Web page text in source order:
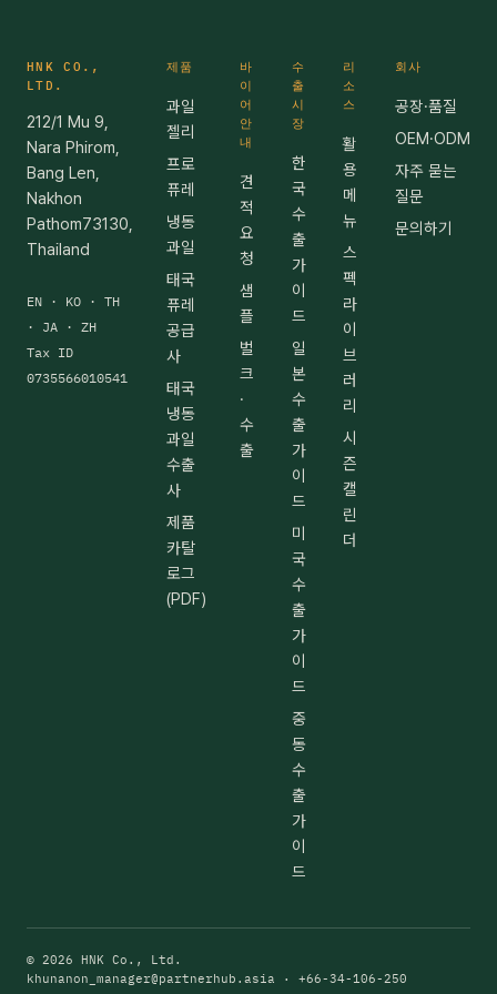
HNK CO.,
LTD.
212/1 Mu 9,
Nara Phirom,
Bang Len,
Nakhon
Pathom73130,
Thailand
EN · KO · TH
· JA · ZH
Tax ID
0735566010541
제품
과일
젤리
프로
퓨레
냉동
과일
태국
퓨레
공급
사
태국
냉동
과일
수출
사
제품
카탈
로그
(PDF)
바
이
어
안
내
견
적
요
청
샘
플
벌
크
·
수
출
수
출
시
장
한
국
수
출
가
이
드
일
본
수
출
가
이
드
미
국
수
출
가
이
드
중
동
수
출
가
이
드
리
소
스
활
용
메
뉴
스
펙
라
이
브
러
리
시
즌
캘
린
더
회사
공장·품질
OEM·ODM
자주 묻는
질문
문의하기
© 2026 HNK Co., Ltd.
khunanon_manager@partnerhub.asia · +66-34-106-250